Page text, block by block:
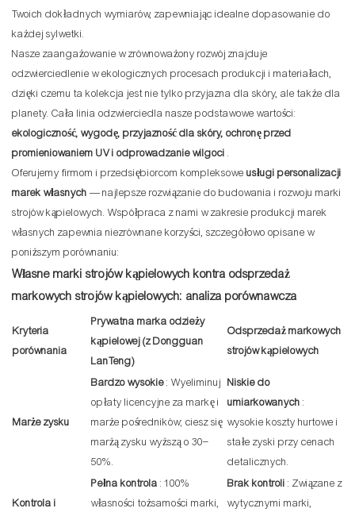
Twoich dokładnych wymiarów, zapewniając idealne dopasowanie do
każdej sylwetki.
Nasze zaangażowanie w zrównoważony rozwój znajduje
odzwierciedlenie w ekologicznych procesach produkcji i materiałach,
dzięki czemu ta kolekcja jest nie tylko przyjazna dla skóry, ale także dla
planety. Cała linia odzwierciedla nasze podstawowe wartości:
ekologiczność, wygodę, przyjazność dla skóry, ochronę przed
promieniowaniem UV i odprowadzanie wilgoci .
Oferujemy firmom i przedsiębiorcom kompleksowe usługi personalizacji
marek własnych — najlepsze rozwiązanie do budowania i rozwoju marki
strojów kąpielowych. Współpraca z nami w zakresie produkcji marek
własnych zapewnia niezrównane korzyści, szczegółowo opisane w
poniższym porównaniu:
Własne marki strojów kąpielowych kontra odsprzedaż
markowych strojów kąpielowych: analiza porównawcza
Kryteria
porównania
Prywatna marka odzieży
kąpielowej (z Dongguan
LanTeng)
Odsprzedaż markowych
strojów kąpielowych
Marże zysku
Bardzo wysokie: Wyeliminuj
opłaty licencyjne za markę i
marże pośredników; ciesz się
marżą zysku wyższą o 30–
50%.
Niskie do
umiarkowanych :
wysokie koszty hurtowe i
stałe zyski przy cenach
detalicznych.
Kontrola i
Pełna kontrola : 100%
własności tożsamości marki,
Brak kontroli : Związane z
wytycznymi marki,